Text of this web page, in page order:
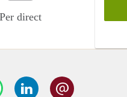
Per direct